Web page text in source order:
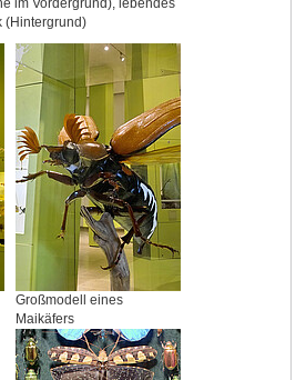
im Vordergrund), lebendes
(Hintergrund)
Großmodell eines
Maikäfers